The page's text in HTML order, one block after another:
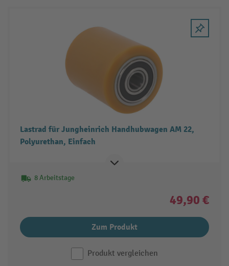
Lastrad für Jungheinrich Handhubwagen AM 22,
Polyurethan, Einfach
8 Arbeitstage
49,90 €
Zum Produkt
Produkt vergleichen